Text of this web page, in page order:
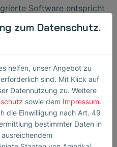
Software entspricht
IEC 62304:2006,
Algorithmen
die z.B. durch
des Umgebungslichts
Zusätzlich prüft der
auf Plausibilität. Das
innovative Software-
Höchstmaß an
zum Datenschutz.
helfen, unser Angebot zu
sind. Mit Klick auf
Datennutzung zu. Weitere
sowie dem Impressum.
die Einwilligung nach Art. 49
bestimmter Daten in